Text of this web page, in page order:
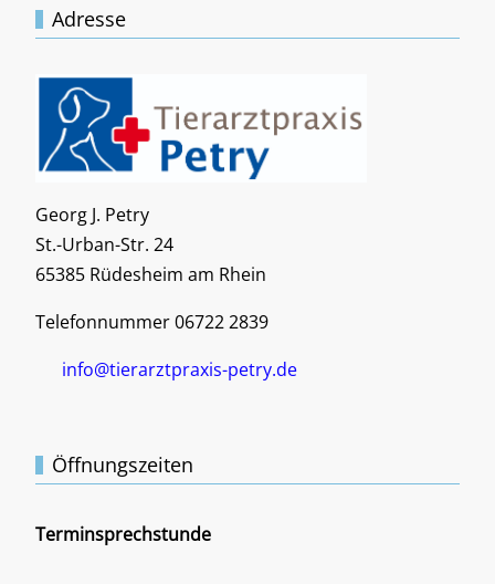
Adresse
Georg J. Petry
St.-Urban-Str. 24
65385 Rüdesheim am Rhein
Telefonnummer 06722 2839
info@tierarztpraxis-petry.de
Öffnungszeiten
Terminsprechstunde